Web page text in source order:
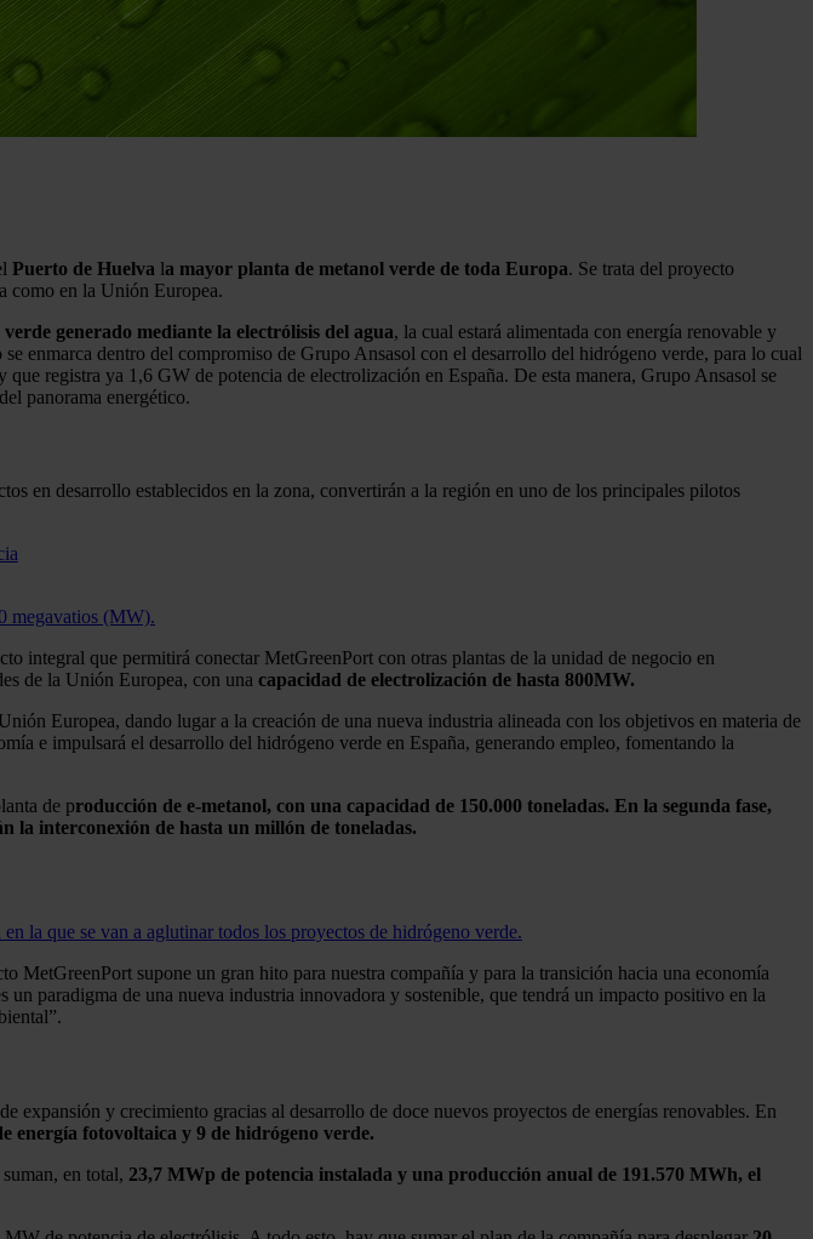
Puerto de Huelva la mayor planta de metanol verde de toda Europa. Se trata del proyecto
como en la Unión Europea.
generado mediante la electrólisis del agua, la cual estará alimentada con energía renovable y
enmarca dentro del compromiso de Grupo Ansasol con el desarrollo del hidrógeno verde, para lo cual
registra ya 1,6 GW de potencia de electrolización en España. De esta manera, Grupo Ansasol se
panorama energético.
en desarrollo establecidos en la zona, convertirán a la región en uno de los principales pilotos
megavatios (MW).
integral que permitirá conectar MetGreenPort con otras plantas de la unidad de negocio en
de la Unión Europea, con una capacidad de electrolización de hasta 800MW.
Europea, dando lugar a la creación de una nueva industria alineada con los objetivos en materia de
e impulsará el desarrollo del hidrógeno verde en España, generando empleo, fomentando la
de producción de e-metanol, con una capacidad de 150.000 toneladas. En la segunda fase,
la interconexión de hasta un millón de toneladas.
la que se van a aglutinar todos los proyectos de hidrógeno verde.
MetGreenPort supone un gran hito para nuestra compañía y para la transición hacia una economía
paradigma de una nueva industria innovadora y sostenible, que tendrá un impacto positivo en la
expansión y crecimiento gracias al desarrollo de doce nuevos proyectos de energías renovables. En
energía fotovoltaica y 9 de hidrógeno verde.
en total, 23,7 MWp de potencia instalada y una producción anual de 191.570 MWh, el